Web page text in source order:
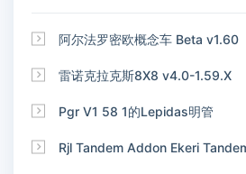
 阿尔法罗密欧概念车 Beta v1.60
 雷诺克拉克斯8X8 v4.0-1.59.X
 Pgr V1 58 1的Lepidas明管
 Rjl Tandem Addon Ekeri Tandem